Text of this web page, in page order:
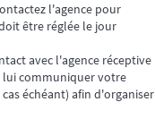
l'agence pour
être réglée le jour
avec l'agence réceptive
lui communiquer votre
échéant) afin d'organiser